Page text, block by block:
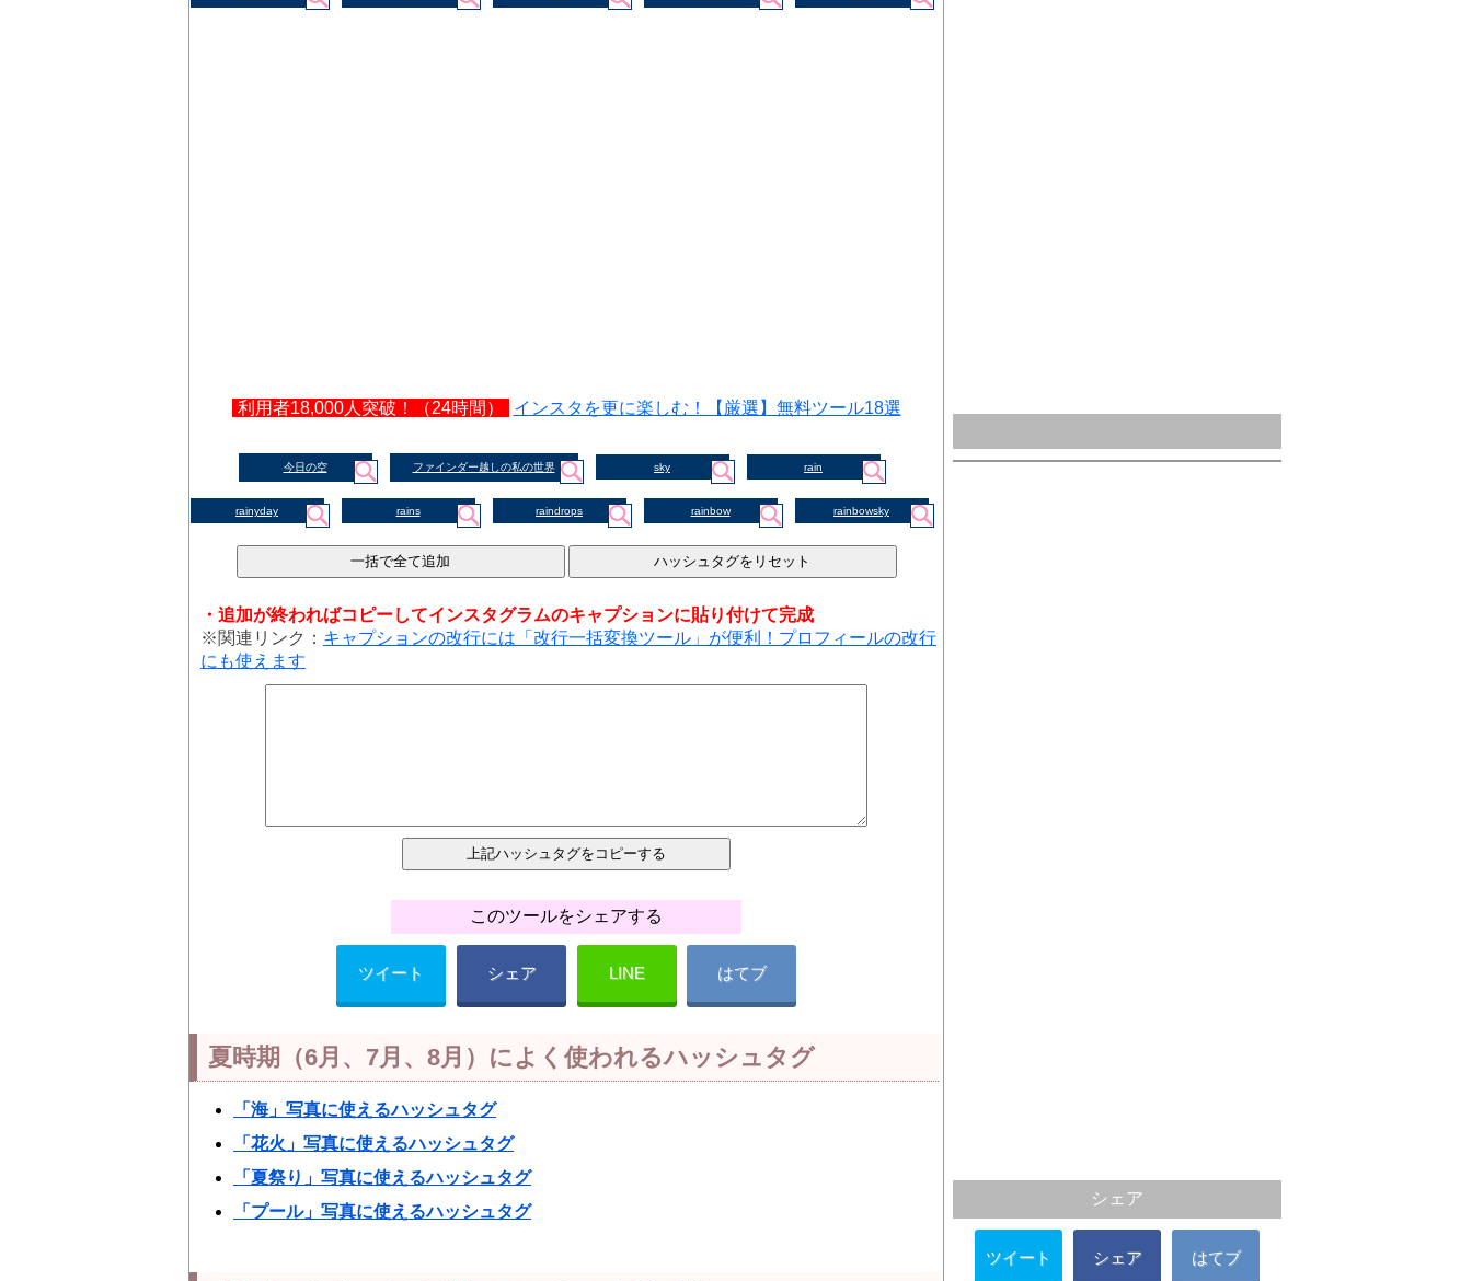
利用者18,000人突破！（24時間） インスタを更に楽しむ！【厳選】無料ツール18選
今日の空 ファインダー越しの私の世界 sky rain
rainyday rains raindrops rainbow rainbowsky
・追加が終わればコピーしてインスタグラムのキャプションに貼り付けて完成
※関連リンク： キャプションの改行には「改行一括変換ツール」が便利！プロフィールの改行
にも使えます
このツールをシェアする
ツイート シェア LINE はてブ
夏時期（6月、7月、8月）によく使われるハッシュタグ
「海」写真に使えるハッシュタグ
「花火」写真に使えるハッシュタグ
「夏祭り」写真に使えるハッシュタグ
「プール」写真に使えるハッシュタグ
シェア
ツイート シェア はてブ